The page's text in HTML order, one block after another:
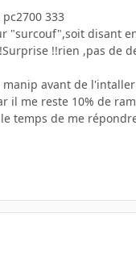
333
"surcouf",soit disant
!!rien ,pas de
avant de l'intaller
il me reste 10% de ram
temps de me